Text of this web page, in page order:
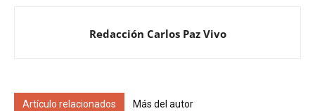
Redacción Carlos Paz Vivo
Artículo relacionados Más del autor